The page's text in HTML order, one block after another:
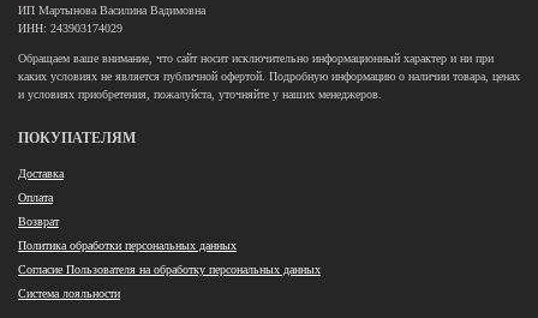
ИП Мартынова Василина Вадимовна
ИНН: 243903174029
Обращаем ваше внимание, что сайт носит исключительно информационный характер и ни при
каких условиях не является публичной офертой. Подробную информацию о наличии товара, ценах
и условиях приобретения, пожалуйста, уточняйте у наших менеджеров.
ПОКУПАТЕЛЯМ
Доставка
Оплата
Возврат
Политика обработки персональных данных
Согласие Пользователя на обработку персональных данных
Система лояльности